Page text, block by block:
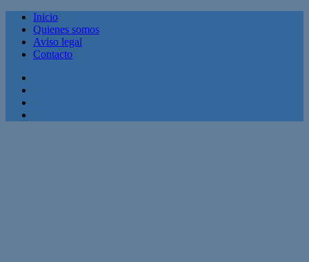
Inicio
Quienes somos
Aviso legal
Contacto